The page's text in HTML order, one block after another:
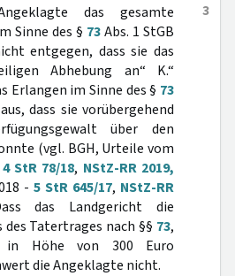
3
das gesamte
Sinne des § 73Abs. 1 StGB
entgegen, dass sie das
Abhebung an“ K.“
Erlangen im Sinne des § 73
dass sie vorübergehend
über den
(vgl. BGH, Urteile vom
4 StR 78/18, NStZ-RR 2019,
- 5 StR 645/17, NStZ-RR
das Landgericht die
des Tatertrages nach §§ 73,
in Höhe von 300 Euro
die Angeklagte nicht.